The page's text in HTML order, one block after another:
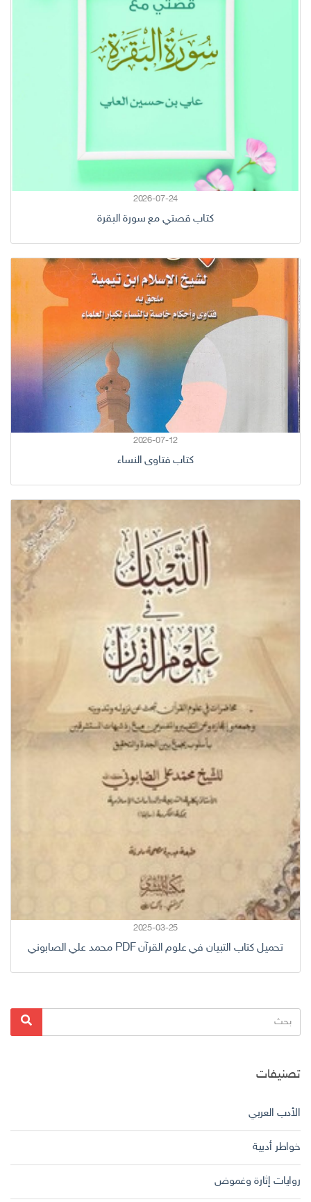
2026-07-24
كتاب قصتي مع سورة البقرة
2026-07-12
كتاب فتاوى النساء
2025-03-25
تحميل كتاب التبيان في علوم القرآن PDF محمد علي الصابوني
البحث
عن:
بحث
تصنيفات
الأدب العربي
خواطر أدبية
روايات إثارة وغموض